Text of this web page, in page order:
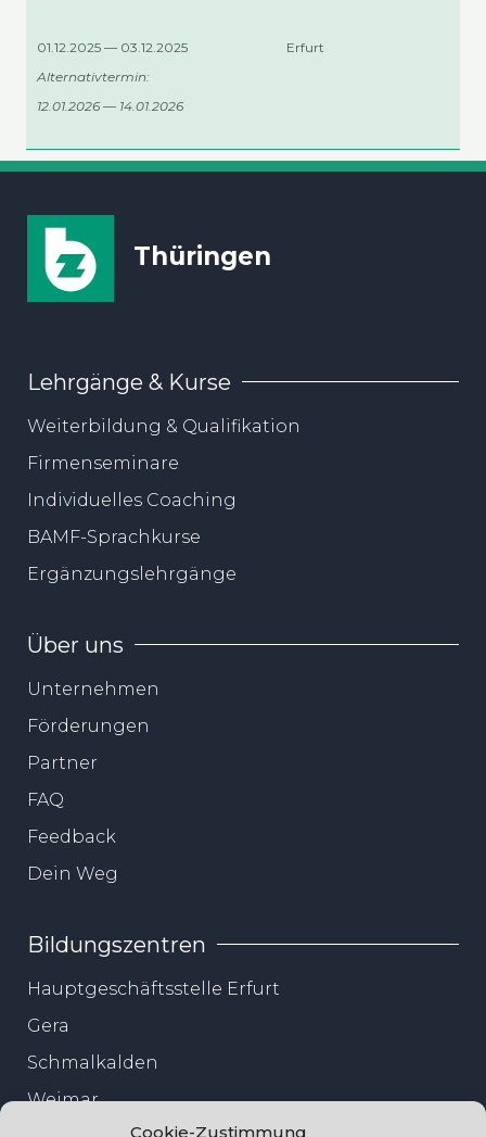
Cookie-Zustimmung
01.12.2025 — 03.12.2025
Alter­na­tiv­ter­min:
12.01.2026 — 14.01.2026
Erfurt
Thüringen
Lehrgänge & Kurse
Weiterbildung & Qualifikation
Firmenseminare
Individuelles Coaching
BAMF-Sprachkurse
Ergänzungslehrgänge
Über uns
Unternehmen
Förderungen
Partner
FAQ
Feedback
Dein Weg
Bildungszentren
Hauptgeschäftsstelle Erfurt
Gera
Schmalkalden
Weimar